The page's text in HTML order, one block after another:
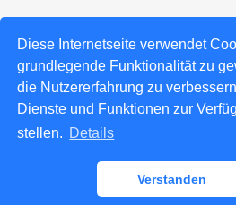
Diese Internetseite verwendet
grundlegende Funktionalität zu
die Nutzererfahrung zu
Dienste und Funktionen zur
stellen. Details
Verstanden